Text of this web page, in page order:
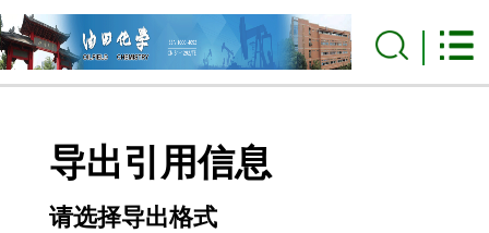
导出引用信息
请选择导出格式